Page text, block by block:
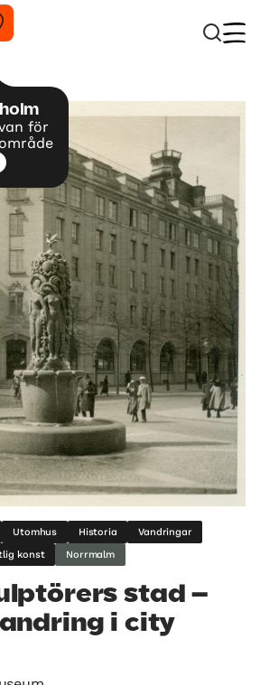
för
Utomhus Historia
Vandringar
konst Norrmalm
stad –
i city